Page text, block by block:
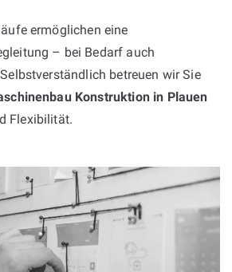
ermöglichen eine
– bei Bedarf auch
betreuen wir Sie
Konstruktion in Plauen
Flexibilität.